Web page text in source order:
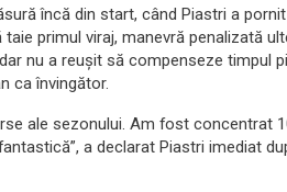
încă din start, când Piastri a
primul viraj, manevră penalizată
nu a reușit să compenseze timpul
ca învingător.
ale sezonului. Am fost concentrat
a declarat Piastri imediat